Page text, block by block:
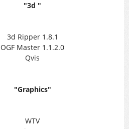
"3d "
3d Ripper 1.8.1
OGF Master 1.1.2.0
Qvis
"Graphics"
WTV